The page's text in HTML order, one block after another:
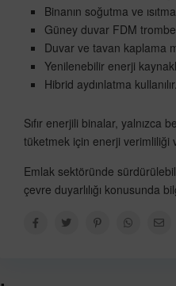
Binanın soğutma ve
Güney duvar FDM
Duvar ve tavan kaplama
Yenilenebilir enerji
Hibrid aydınlatma kullanılır.
Sıfır enerjili binalar,
tüketmek için enerji verimliliği
Emlak sektöründe
çevre duyarlılığı konusunda